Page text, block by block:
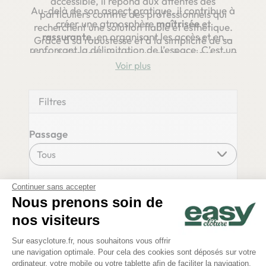
Continuer sans accepter
Nous prenons soin de
nos visiteurs
Plateforme de Gestion du
Sur easycloture.fr, nous souhaitons vous offrir
une navigation optimale. Pour cela des cookies sont déposés sur votre
ordinateur, votre mobile ou votre tablette afin de faciliter la navigation,
Axeptio consent
particuliers comme des professionnels qui
recherchent une solution fiable et esthétique.
Grâce à sa robustesse et à la simplicité de sa
pose, il s’impose comme un atout majeur pour
mettre en valeur un terrain et en optimiser
Au-delà de son aspect pratique, il contribue à
créer une atmosphèremaîtriséeet
rassurante, en organisant les accès et en
renforçant la délimitation de l’espace. C’est un
équipement qui accompagne durablement le
éléments de l’aménagement extérieur.
Voir
Filtres
Passage
Couleur
Composition